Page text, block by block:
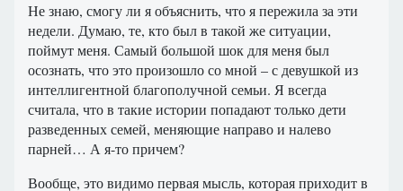
Не знаю, смогу ли я объяснить, что я пережила за эти
недели. Думаю, те, кто был в такой же ситуации,
поймут меня. Самый большой шок для меня был
осознать, что это произошло со мной – с девушкой из
интеллигентной благополучной семьи. Я всегда
считала, что в такие истории попадают только дети
разведенных семей, меняющие направо и налево
парней… А я-то причем?
Вообще, это видимо первая мысль, которая приходит в